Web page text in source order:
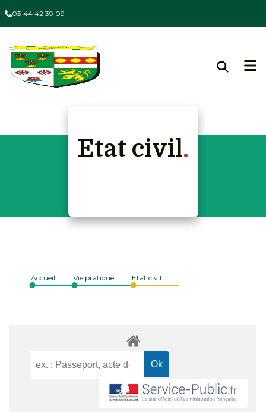
03 44 42 39 09
Etat civil
Accueil Vie pratique Etat civil